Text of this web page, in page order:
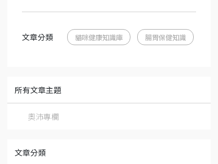
文章分類 貓咪健康知識庫 腸胃保健知識
所有文章主題
奧沛專欄
文章分類